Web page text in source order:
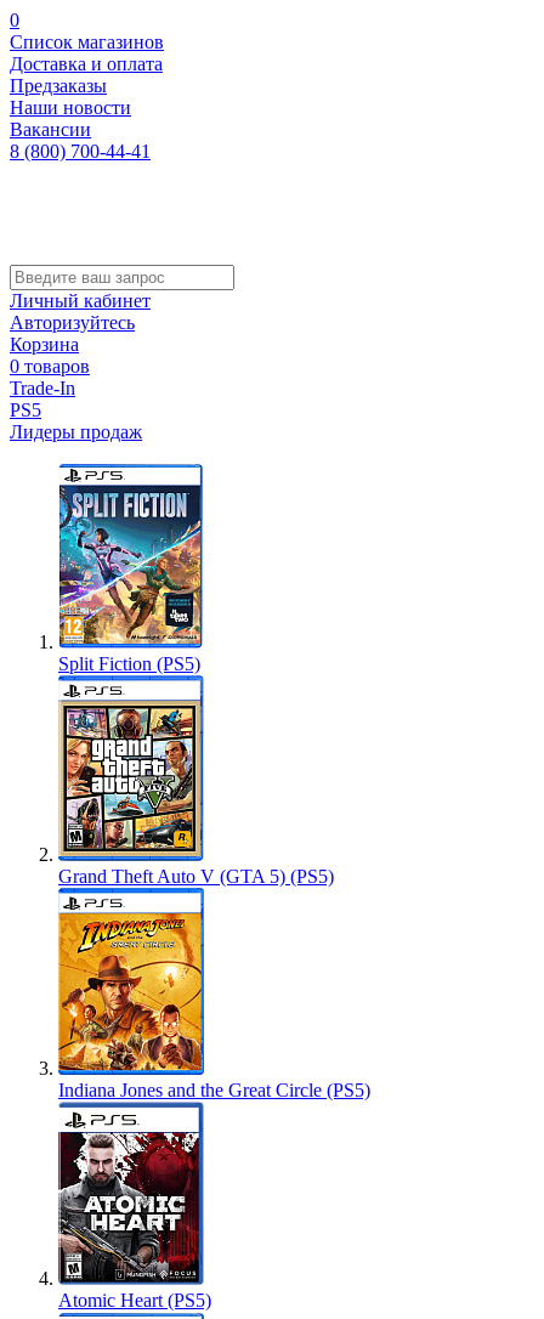
0
Список магазинов
Доставка и оплата
Предзаказы
Наши новости
Вакансии
8 (800) 700-44-41
Личный кабинет
Авторизуйтесь
Корзина
0 товаров
Trade-In
PS5
Лидеры продаж
Split Fiction (PS5)
Grand Theft Auto V (GTA 5) (PS5)
Indiana Jones and the Great Circle (PS5)
Atomic Heart (PS5)